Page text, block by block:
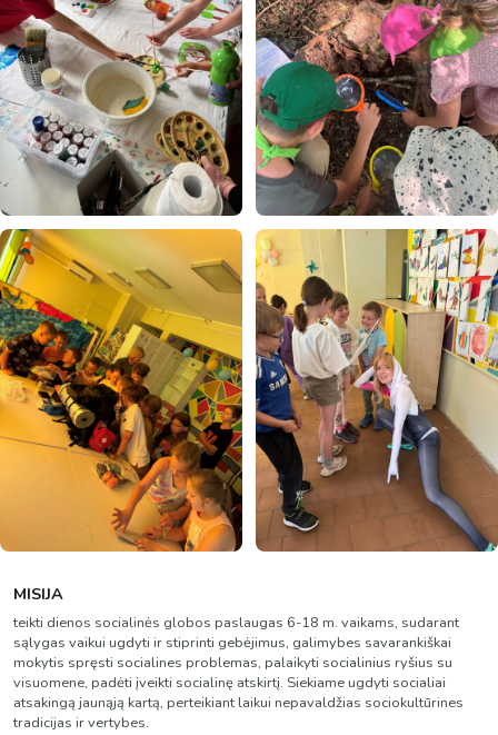
MISIJA
teikti dienos socialinės globos paslaugas 6-18 m. vaikams, sudarant
sąlygas vaikui ugdyti ir stiprinti gebėjimus, galimybes savarankiškai
mokytis spręsti socialines problemas, palaikyti socialinius ryšius su
visuomene, padėti įveikti socialinę atskirtį. Siekiame ugdyti socialiai
atsakingą jaunąją kartą, perteikiant laikui nepavaldžias sociokultūrines
tradicijas ir vertybes.